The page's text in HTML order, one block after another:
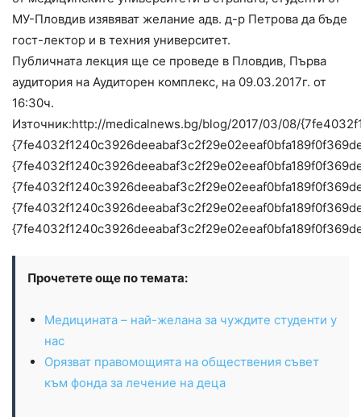
МУ-Пловдив изявяват желание адв. д-р Петрова да бъде
гост-лектор и в техния университет.
Публичната лекция ще се проведе в Пловдив, Първа
аудитория на Аудиторен комплекс, на 09.03.2017г. от
16:30ч.
Източник:http://medicalnews.bg/blog/2017/03/08/
Прочетете още по темата:
Медицината – най-желана за чуждите студенти у
нас
Орязват правомощията на обществения съвет
към фонда за лечение на деца